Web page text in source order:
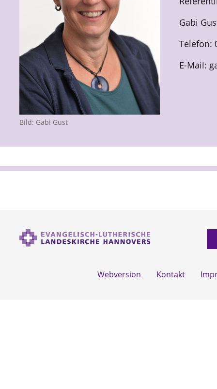
Bild: Gabi Gust
Gabi
Telefon:
E-Mail:
Webversion Kontakt